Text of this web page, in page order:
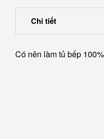
Mua bộ ghế sofa cổ
lý...
Chi tiết
Có nên làm tủ bếp